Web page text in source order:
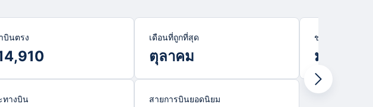
บินตรง เดือนที่ถูกที่สุด
ตุลาคม
ช่วงไฮซีซั่น
มกราคม
ทางบิน สายการบินยอดนิยม